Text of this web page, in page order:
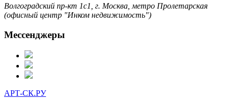
Волгоградский пр-кт 1с1, г. Москва, метро Пролетарская
(офисный центр "Инком недвижимость")
Мессенджеры
АРТ-СК.РУ